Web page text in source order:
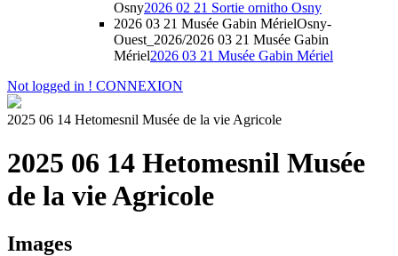
Osny2026 02 21 Sortie ornitho Osny
2026 03 21 Musée Gabin MérielOsny-
Ouest_2026/2026 03 21 Musée Gabin
Mériel2026 03 21 Musée Gabin Mériel
Not logged in ! CONNEXION
2025 06 14 Hetomesnil Musée de la vie Agricole
2025 06 14 Hetomesnil Musée
de la vie Agricole
Images